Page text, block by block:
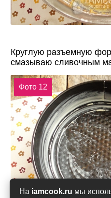
На iamcook.ru мы
Круглую разъемную
смазываю сливочным
Фото 12